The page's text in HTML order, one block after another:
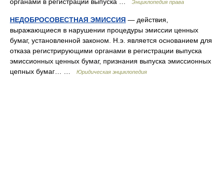
Энциклопедия права
НЕДОБРОСОВЕСТНАЯ ЭМИССИЯ — действия,
выражающиеся в нарушении процедуры эмиссии ценных
бумаг, установленной законом. Н.э. является основанием для
отказа регистрирующими органами в регистрации выпуска
эмиссионных ценных бумаг, признания выпуска эмиссионных
цепных бумаг… …
Юридическая энциклопедия